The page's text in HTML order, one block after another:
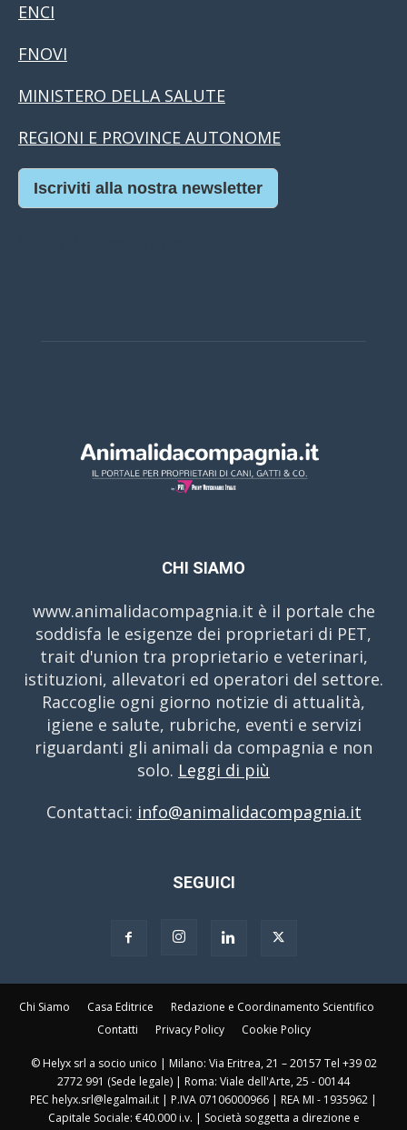
ENCI
FNOVI
MINISTERO DELLA SALUTE
REGIONI E PROVINCE AUTONOME
Iscriviti alla nostra newsletter
CHI SIAMO
www.animalidacompagnia.it è il portale che
soddisfa le esigenze dei proprietari di PET,
trait d'union tra proprietario e veterinari,
istituzioni, allevatori ed operatori del settore.
Raccoglie ogni giorno notizie di attualità,
igiene e salute, rubriche, eventi e servizi
riguardanti gli animali da compagnia e non
solo. Leggi di più
Contattaci: info@animalidacompagnia.it
SEGUICI
Chi Siamo Casa Editrice
Redazione e Coordinamento Scientifico
Contatti
Privacy Policy Cookie Policy
© Helyx srl a socio unico | Milano: Via Eritrea, 21 – 20157 Tel +39 02
2772 991 (Sede legale) | Roma: Viale dell'Arte, 25 - 00144
PEC helyx.srl@legalmail.it | P.IVA 07106000966 | REA MI - 1935962 |
Capitale Sociale: €40.000 i.v. | Società soggetta a direzione e